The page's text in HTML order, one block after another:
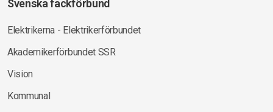
Svenska fackförbund
Elektrikerna - Elektrikerförbundet
Akademikerförbundet SSR
Vision
Kommunal